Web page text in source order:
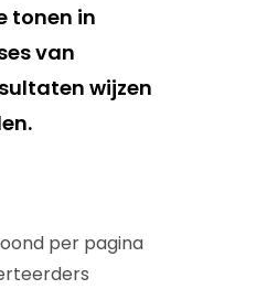
tonen in
van
wijzen
per pagina